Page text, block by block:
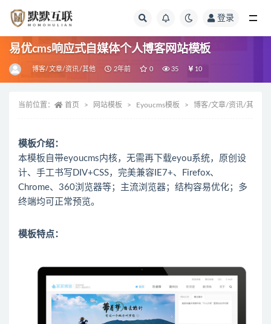
登录
易优cms响应式自媒体个人博客网站模板
博客/文章/资讯/其他 2年前 0 35 10
当前位置： 首页 网站模板 Eyoucms模板 博客/文章/资讯/其他
模板介绍：
本模板自带eyoucms内核，无需再下载eyou系统，原创设
计、手工书写DIV+CSS，完美兼容IE7+、Firefox、
Chrome、360浏览器等；主流浏览器；结构容易优化；多
终端均可正常预览。
模板特点：